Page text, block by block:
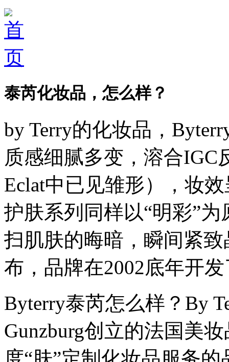
泰芮化妆品，怎么样？
by Terry的化妆品，
质感细腻多变，溶合IGC
Eclat中已见雏形），妆
护肤系列同样以“明彩”
扫肌肤的晦暗，瞬间紧
布，品牌在2002底年开
Byterry泰芮怎么样？By
Gunzburg创立的法国美